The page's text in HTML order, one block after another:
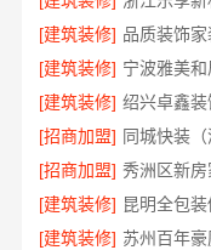
[建筑装修]
[建筑装修]
[建筑装修]
[招商加盟]
[招商加盟] 秀洲区新
[建筑装修] 昆明全包
[建筑装修]